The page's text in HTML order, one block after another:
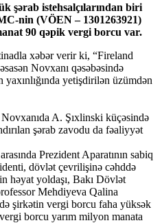
şərab istehsalçılarından biri
nin (VÖEN – 1301263921)
90 qəpik vergi borcu var.
xəbər verir ki, “Fireland
Novxanı qəsəbəsində
yetişdirilən üzümdən
A. Şıxlinski küçəsində
şərab zavodu da fəaliyyət
Prezident Aparatının sabiq
dövlət çevrilişinə cəhddə
həyat yoldaşı, Bakı Dövlət
Mehdiyeva Qalina
şirkətin vergi borcu faha yüksək
borcu yarım milyon manata